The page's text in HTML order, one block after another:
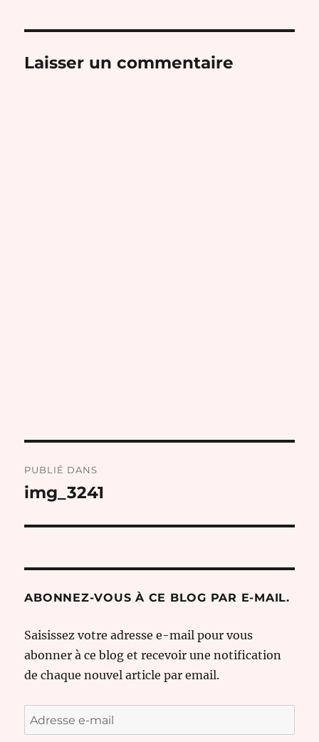
Laisser un commentaire
de
PUBLIÉ DANS
img_3241
ABONNEZ-VOUS À CE BLOG PAR E-MAIL.
Saisissez votre adresse e-mail pour vous
abonner à ce blog et recevoir une notification
de chaque nouvel article par email.
Adresse
e-